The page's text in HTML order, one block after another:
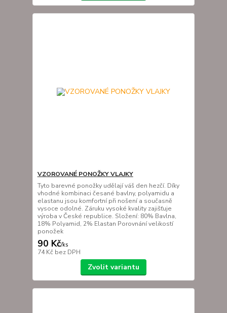
VZOROVANÉ PONOŽKY VLAJKY
Tyto barevné ponožky udělají váš den hezčí. Díky
vhodné kombinaci česané bavlny, polyamidu a
elastanu jsou komfortní při nošení a současně
vysoce odolné. Záruku vysoké kvality zajišťuje
výroba v České republice. Složení: 80% Bavlna,
18% Polyamid, 2% Elastan Porovnání velikostí
ponožek
90 Kč/ks
74 Kč bez DPH
Zvolit variantu